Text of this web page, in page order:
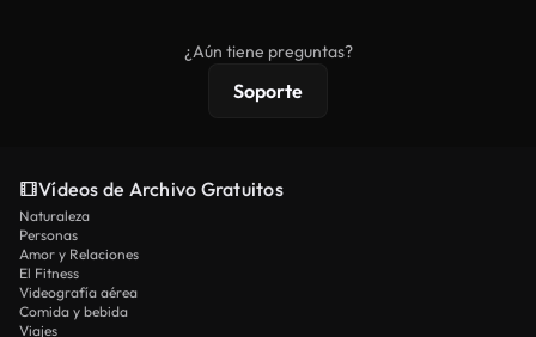
protecciones de licencia extendidas.
¿Aún tiene preguntas?
Soporte
Vídeos de Archivo Gratuitos
Naturaleza
Personas
Amor y Relaciones
El Fitness
Videografía aérea
Comida y bebida
Viajes